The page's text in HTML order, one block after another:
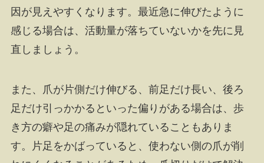
因が見えやすくなります。最近急に伸びたように
感じる場合は、活動量が落ちていないかを先に見
直しましょう。
また、爪が片側だけ伸びる、前足だけ長い、後ろ
足だけ引っかかるといった偏りがある場合は、歩
き方の癖や足の痛みが隠れていることもありま
す。片足をかばっていると、使わない側の爪が削